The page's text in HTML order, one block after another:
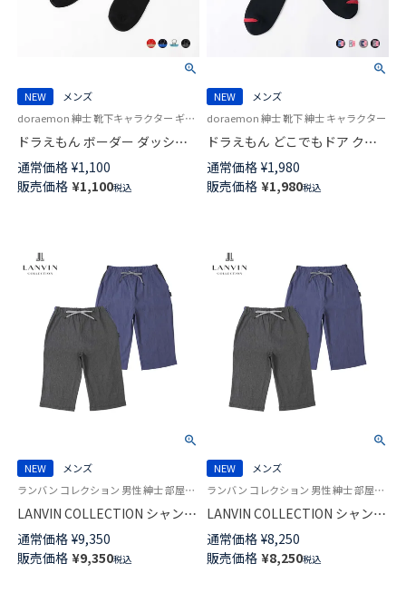
NEW
メンズ
doraemon 紳士 靴下キャラクター ギフト プレゼント
ドラえもん ボーダー ダッシュ
ドラ クルー丈 カジュアル ソッ
クス メンズ 02462119
通常価格 ¥1,100
販売価格 ¥1,100税込
NEW
メンズ
doraemon 紳士 靴下 紳士 キャラクター
ドラえもん どこでもドア クル
ー丈 カジュアル ソックス メン
ズ 02462118
通常価格 ¥1,980
販売価格 ¥1,980税込
NEW
メンズ
ランバン コレクション 男性 紳士 部屋着 ラウンジウェア
LANVIN COLLECTION シャンブ
レー楊柳 ハーフパンツ 【LLサイ
ズ】 スウェットパンツ 半ズボン
メンズ 【ボトムスのみ】
通常価格 ¥9,350
販売価格 ¥9,350税込
NEW
メンズ
ランバン コレクション 男性 紳士 部屋着 ラウンジウェア
LANVIN COLLECTION シャンブ
レー楊柳 ハーフパンツ 【M Lサ
イズ】 スウェットパンツ 半ズボ
ン メンズ 【ボトムスのみ】
通常価格 ¥8,250
販売価格 ¥8,250税込